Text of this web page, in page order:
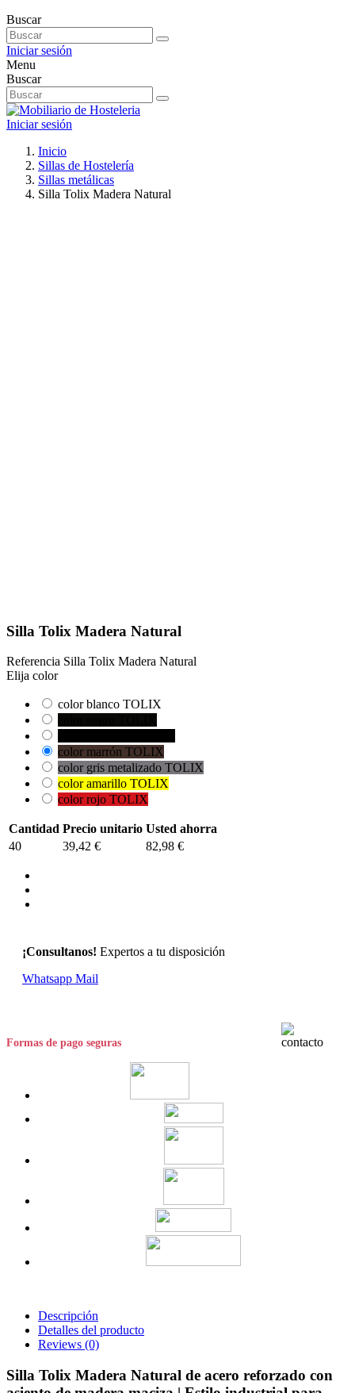
Buscar
Iniciar sesión
Menu
Buscar
Iniciar sesión
Inicio
Sillas de Hostelería
Sillas metálicas
Silla Tolix Madera Natural
Silla Tolix Madera Natural
Referencia Silla Tolix Madera Natural
Elija color
color blanco TOLIX
color marrón TOLIX
color gris metalizado TOLIX
color amarillo TOLIX
color rojo TOLIX
Cantidad Precio unitario Usted ahorra
40
39,42 € 82,98 €
¡Consultanos! Expertos a tu disposición
Whatsapp Mail
Formas de pago seguras
Descripción
Detalles del producto
Reviews (0)
Silla Tolix Madera Natural de acero reforzado con